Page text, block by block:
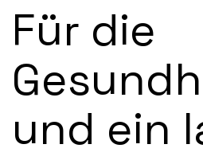
Für die
und ein